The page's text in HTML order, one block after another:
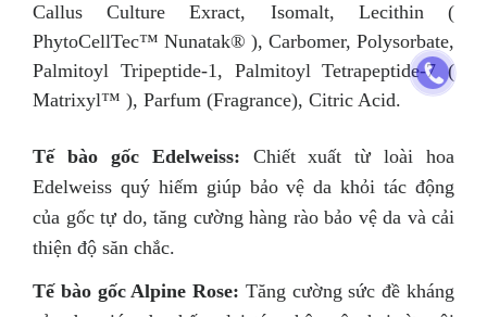
Callus Culture Exract, Isomalt, Lecithin (
PhytoCellTec™ Nunatak® ), Carbomer, Polysorbate,
Palmitoyl Tripeptide-1, Palmitoyl Tetrapeptide-7 (
Matrixyl™ ), Parfum (Fragrance), Citric Acid.
Tế bào gốc Edelweiss: Chiết xuất từ loài hoa
Edelweiss quý hiếm giúp bảo vệ da khỏi tác động
của gốc tự do, tăng cường hàng rào bảo vệ da và cải
thiện độ săn chắc.
Tế bào gốc Alpine Rose: Tăng cường sức đề kháng